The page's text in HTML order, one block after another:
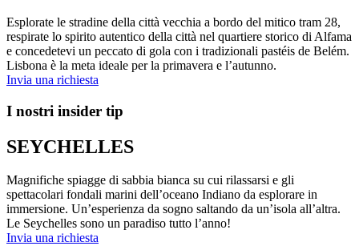
Esplorate le stradine della città vecchia a bordo del mitico tram 28,
respirate lo spirito autentico della città nel quartiere storico di Alfama
e concedetevi un peccato di gola con i tradizionali pastéis de Belém.
Lisbona è la meta ideale per la primavera e l’autunno.
Invia una richiesta
I nostri insider tip
SEYCHELLES
Magnifiche spiagge di sabbia bianca su cui rilassarsi e gli
spettacolari fondali marini dell’oceano Indiano da esplorare in
immersione. Un’esperienza da sogno saltando da un’isola all’altra.
Le Seychelles sono un paradiso tutto l’anno!
Invia una richiesta